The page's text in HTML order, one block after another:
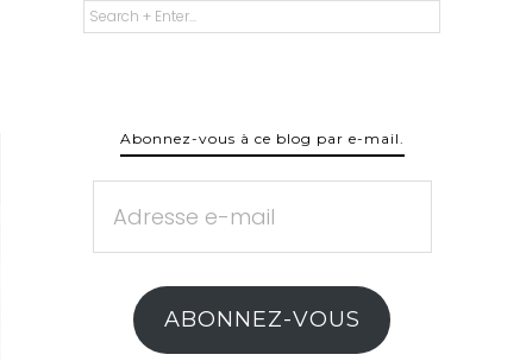
Abonnez-vous à ce blog par e-mail.
e-
mail
ABONNEZ-VOUS